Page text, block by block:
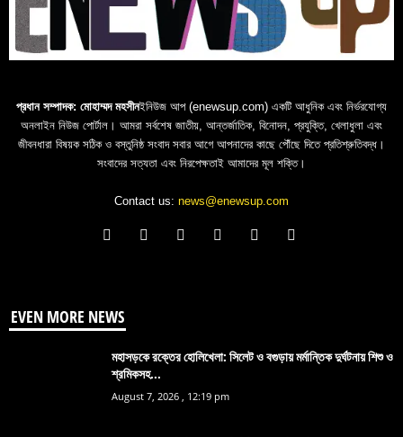
প্রধান সম্পাদক: মোহাম্মদ মহসীনইনিউজ আপ (enewsup.com) একটি আধুনিক এবং নির্ভরযোগ্য
অনলাইন নিউজ পোর্টাল। আমরা সর্বশেষ জাতীয়, আন্তর্জাতিক, বিনোদন, প্রযুক্তি, খেলাধুলা এবং
জীবনধারা বিষয়ক সঠিক ও বস্তুনিষ্ঠ সংবাদ সবার আগে আপনাদের কাছে পৌঁছে দিতে প্রতিশ্রুতিবদ্ধ।
সংবাদের সত্যতা এবং নিরপেক্ষতাই আমাদের মূল শক্তি।
Contact us: news@enewsup.com
EVEN MORE NEWS
মহাসড়কে রক্তের হোলিখেলা: সিলেট ও বগুড়ায় মর্মান্তিক দুর্ঘটনায় শিশু ও
শ্রমিকসহ...
August 7, 2026 , 12:19 pm